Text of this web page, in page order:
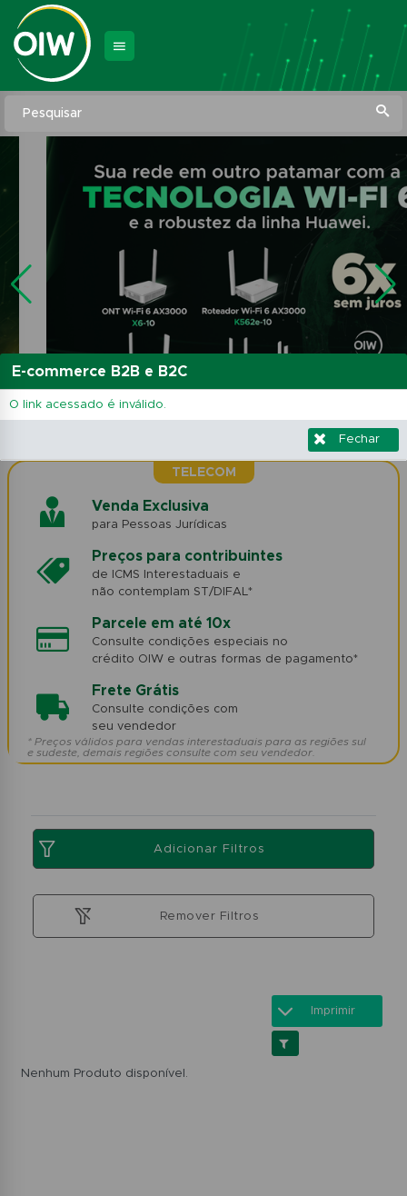
E-commerce B2B e B2C
O link acessado é inválido.
Fechar
Pesquisar
TELECOM
Venda Exclusiva
para Pessoas Jurídicas
Preços para contribuintes
de ICMS Interestaduais e
não contemplam ST/DIFAL*
Parcele em até 10x
Consulte condições especiais no
crédito OIW e outras formas de pagamento*
Frete Grátis
Consulte condições com
seu vendedor
* Preços válidos para vendas interestaduais para as regiões sul
e sudeste, demais regiões consulte com seu vendedor.
Adicionar Filtros
Remover Filtros
Imprimir
Nenhum Produto disponível.